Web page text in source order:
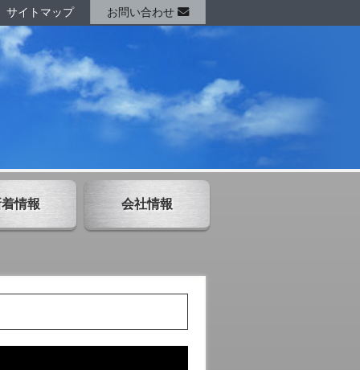
サイトマップ お問い合わせ
情報 会社情報